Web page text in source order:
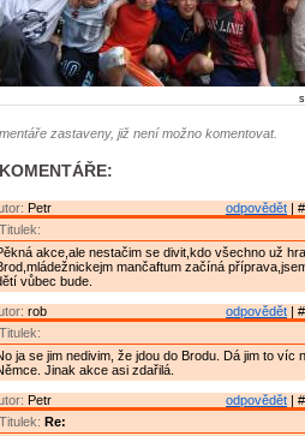
zastaveny, již není možno komentovat.
KOMENTÁŘE:
odpovědět |
Petr
Titulek:
akce,ale nestačim se divit,kdo všechno už
mančaftum začíná
vůbec bude.
odpovědět |
rob
Titulek:
ja se jim nedivim, že jdou do Brodu. Dá jim to víc
Jinak akce asi zdařilá.
odpovědět |
Petr
Titulek: Re: